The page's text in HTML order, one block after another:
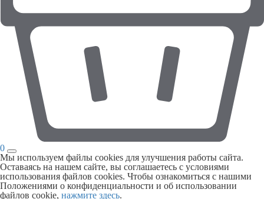
0
Мы используем файлы cookies для улучшения работы сайта.
Оставаясь на нашем сайте, вы соглашаетесь с условиями
использования файлов cookies. Чтобы ознакомиться с нашими
Положениями о конфиденциальности и об использовании
файлов cookie, нажмите здесь.